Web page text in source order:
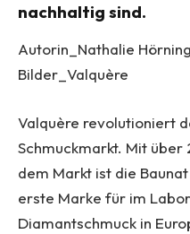
nachhaltig sind.
Autorin_Nathalie Hörning
Bilder_Valquère
Valquère revolutioniert
Schmuckmarkt. Mit
dem Markt ist die
erste Marke für im
Diamantschmuck in